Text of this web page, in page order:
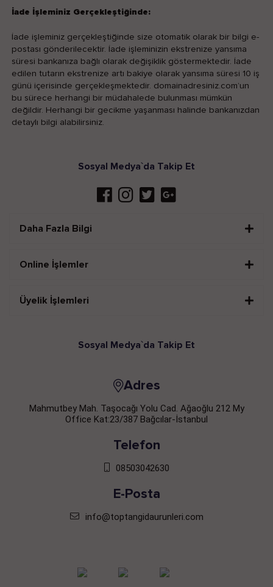
İade İşleminiz Gerçekleştiğinde:
İade işleminiz gerçekleştiğinde size otomatik olarak bir bilgi e-
postası gönderilecektir. İade işleminizin ekstrenize yansıma
süresi bankanıza bağlı olarak değişiklik göstermektedir. İade
edilen tutarın ekstrenize artı bakiye olarak yansıma süresi 10 iş
günü içerisinde gerçekleşmektedir. domainadresiniz.com’un
bu sürece herhangi bir müdahalede bulunması mümkün
değildir. Herhangi bir gecikme yaşanması halinde bankanızdan
detaylı bilgi alabilirsiniz.
Sosyal Medya`da Takip Et
Daha Fazla Bilgi
Online İşlemler
Üyelik İşlemleri
Sosyal Medya`da Takip Et
Adres
Mahmutbey Mah. Taşocağı Yolu Cad. Ağaoğlu 212 My
Office Kat:23/387 Bağcılar-İstanbul
Telefon
08503042630
E-Posta
info@toptangidaurunleri.com